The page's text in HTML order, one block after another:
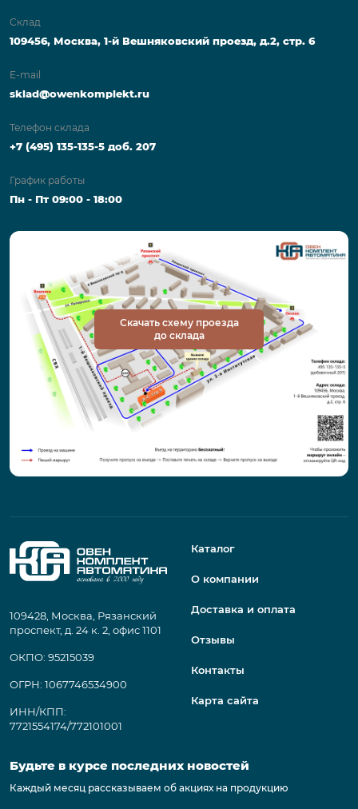
Склад
109456, Москва, 1-й Вешняковский проезд, д.2, стр. 6
E-mail
sklad@owenkomplekt.ru
Телефон склада
+7 (495) 135-135-5 доб. 207
График работы
Пн - Пт 09:00 - 18:00
Скачать схему проезда
до склада
109428, Москва, Рязанский
проспект, д. 24 к. 2, офис 1101
ОКПО: 95215039
ОГРН: 1067746534900
ИНН/КПП:
7721554174/772101001
Каталог
О компании
Доставка и оплата
Отзывы
Контакты
Карта сайта
Будьте в курсе последних новостей
Каждый месяц рассказываем об акциях на продукцию